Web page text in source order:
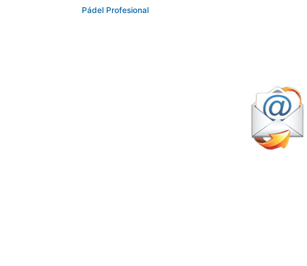
Pádel Profesional